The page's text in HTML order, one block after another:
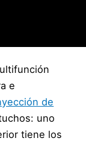
e
de
uno
tiene los